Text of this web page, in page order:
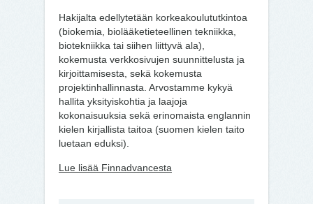
Hakijalta edellytetään korkeakoulututkintoa
(biokemia, biolääketieteellinen tekniikka,
biotekniikka tai siihen liittyvä ala),
kokemusta verkkosivujen suunnittelusta ja
kirjoittamisesta, sekä kokemusta
projektinhallinnasta. Arvostamme kykyä
hallita yksityiskohtia ja laajoja
kokonaisuuksia sekä erinomaista englannin
kielen kirjallista taitoa (suomen kielen taito
luetaan eduksi).
Lue lisää Finnadvancesta